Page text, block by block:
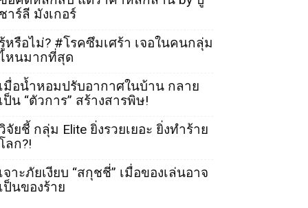
าร์ลี มังเกอร์
หรือไม่? #โรคซึมเศร้า เจอในคนกลุ่ม
หนมากที่สุด
มื่อน้ำหอมปรับอากาศในบ้าน กลาย
ป็น “ตัวการ” สร้างสารพิษ!
จัยชี้ กลุ่ม Elite ยิ่งรวยเยอะ ยิ่งทำร้าย
ลก?!
จาะภัยเงียบ “สกุชชี่” เมื่อของเล่นอาจ
ป็นของร้าย